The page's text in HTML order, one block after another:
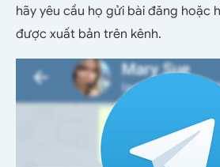
hãy yêu cầu họ gửi bài đăng hoặc
được xuất bản trên kênh.